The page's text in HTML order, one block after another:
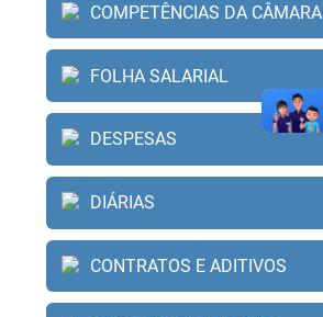
COMPETÊNCIAS DA CÂMARA
FOLHA SALARIAL
DESPESAS
DIÁRIAS
CONTRATOS E ADITIVOS